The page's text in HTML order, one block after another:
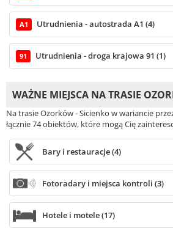
A1 Utrudnienia - autostrada A1 (4)
91 Utrudnienia - droga krajowa 91 (1)
WAŻNE MIEJSCA NA TRASIE
Na trasie Ozorków - Sicienko w wariancie
łącznie 74 obiektów, które mogą Cię
Bary i restauracje (4)
Fotoradary i miejsca kontroli (3)
Hotele i motele (17)